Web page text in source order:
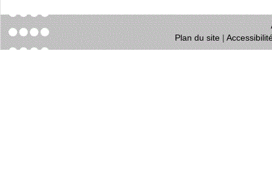
Plan du site|